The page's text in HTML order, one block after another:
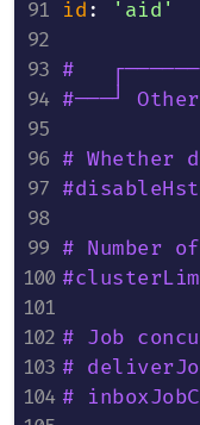
id: 'aid'
#
#───┘
# Whether
# Number
# Job
#
#